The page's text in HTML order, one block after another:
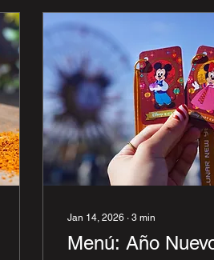
Jan 14, 2026 ∙ 3 min
Menú: Año